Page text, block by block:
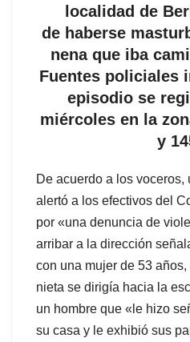
localidad de
de haberse
nena que iba
Fuentes policiales
episodio se
miércoles en la
y
De acuerdo a los voceros,
alertó a los efectivos del
por «una denuncia de
arribar a la dirección
con una mujer de 53
nieta se dirigía hacia la
un hombre que «le hizo
su casa y le exhibió sus